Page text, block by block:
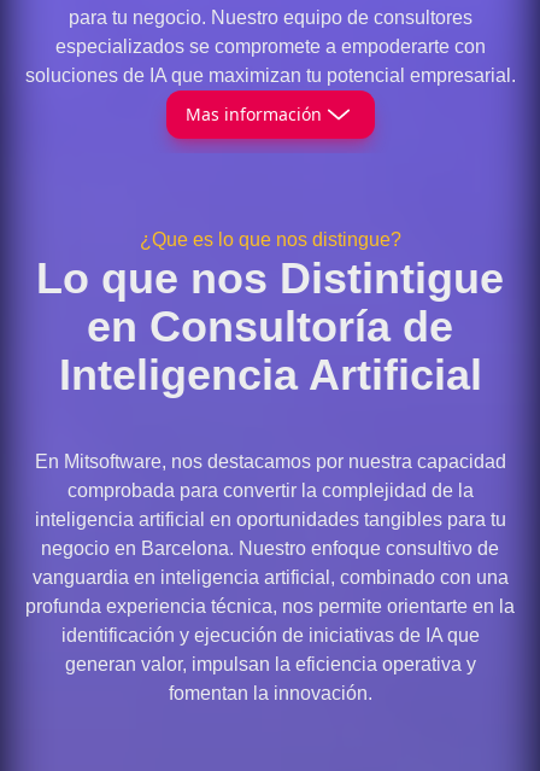
para tu negocio. Nuestro equipo de consultores
especializados se compromete a empoderarte con
soluciones de IA que maximizan tu potencial empresarial.
Mas información
¿Que es lo que nos distingue?
Lo que nos Distintigue
en Consultoría de
Inteligencia Artificial
En Mitsoftware, nos destacamos por nuestra capacidad
comprobada para convertir la complejidad de la
inteligencia artificial en oportunidades tangibles para tu
negocio en Barcelona. Nuestro enfoque consultivo de
vanguardia en inteligencia artificial, combinado con una
profunda experiencia técnica, nos permite orientarte en la
identificación y ejecución de iniciativas de IA que
generan valor, impulsan la eficiencia operativa y
fomentan la innovación.